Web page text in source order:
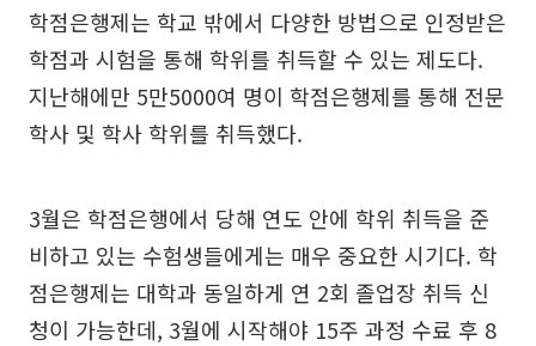
학점은행제는 학교 밖에서 다양한 방법으로 인정받은
학점과 시험을 통해 학위를 취득할 수 있는 제도다.
지난해에만 5만5000여 명이 학점은행제를 통해 전문
학사 및 학사 학위를 취득했다.
3월은 학점은행에서 당해 연도 안에 학위 취득을 준
비하고 있는 수험생들에게는 매우 중요한 시기다. 학
점은행제는 대학과 동일하게 연 2회 졸업장 취득 신
청이 가능한데, 3월에 시작해야 15주 과정 수료 후 8